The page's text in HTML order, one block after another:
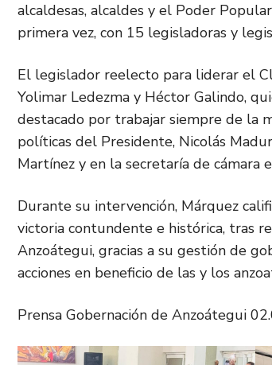
alcaldesas, alcaldes y el Poder
primera vez, con 15 legisladoras y
El legislador reelecto para liderar el
Yolimar Ledezma y Héctor Galindo,
destacado por trabajar siempre de la
políticas del Presidente, Nicolás
Martínez y en la secretaría de cámara
Durante su intervención, Márquez
victoria contundente e histórica, tras
Anzoátegui, gracias a su gestión de
acciones en beneficio de las y los
Prensa Gobernación de Anzoátegui